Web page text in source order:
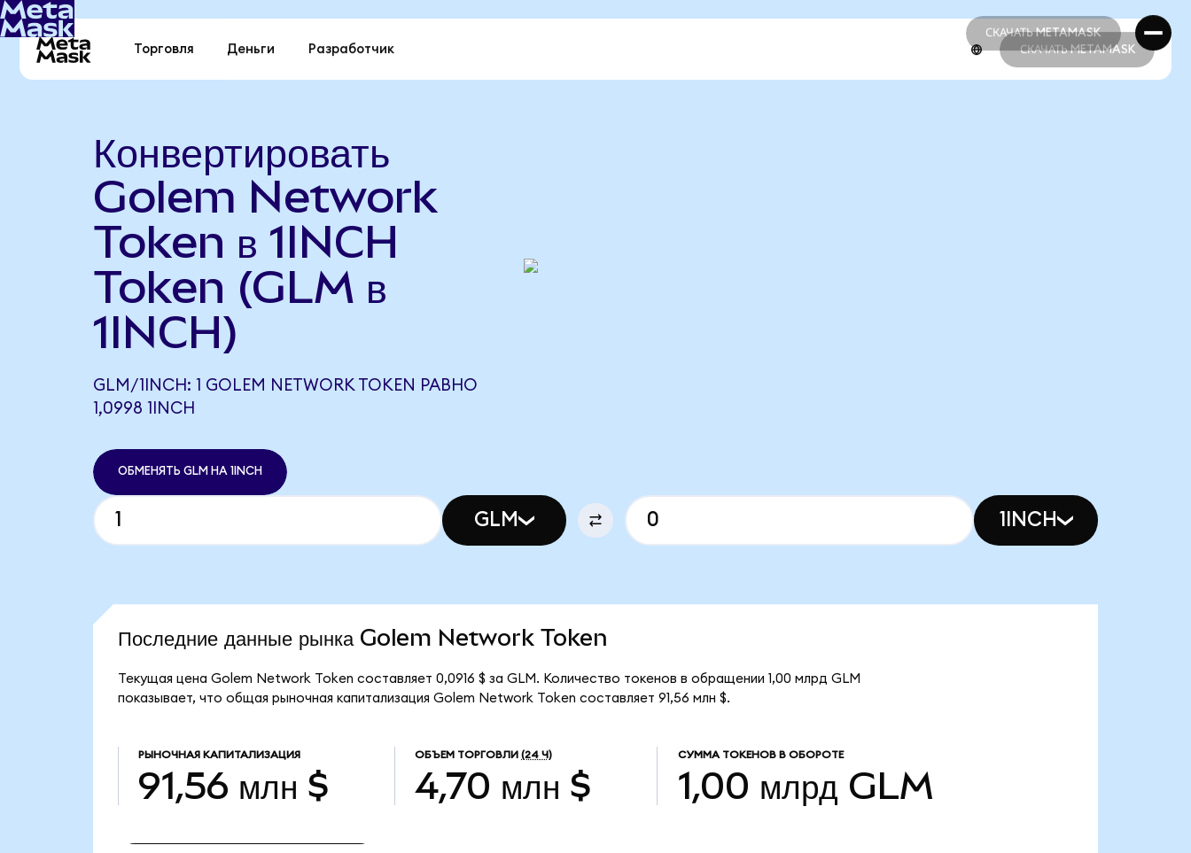
СКАЧАТЬ METAMASK
СКАЧАТЬ METAMASK
Торговля Деньги Разработчик СКАЧАТЬ METAMASK
Конвертировать
Golem Network
Token в 1INCH
Token (GLM в
1INCH)
GLM/1INCH: 1 GOLEM NETWORK TOKEN РАВНО
1,0998 1INCH
ОБМЕНЯТЬ GLM НА 1INCH
GLM 1INCH
Последние данные рынка Golem Network Token
Текущая цена Golem Network Token составляет 0,0916 $ за GLM. Количество токенов в обращении 1,00 млрд GLM
показывает, что общая рыночная капитализация Golem Network Token составляет 91,56 млн $.
РЫНОЧНАЯ КАПИТАЛИЗАЦИЯ
91,56 млн $
ОБЪЕМ ТОРГОВЛИ (24 Ч)
4,70 млн $
СУММА ТОКЕНОВ В ОБОРОТЕ
1,00 млрд GLM